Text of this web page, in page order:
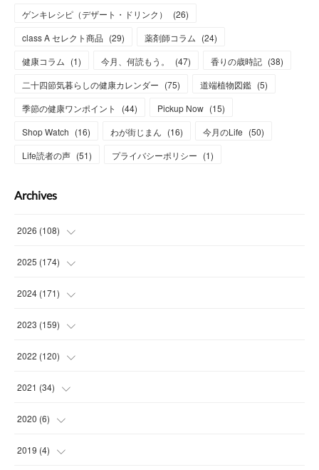
ゲンキレシピ（デザート・ドリンク）
(26)
class A セレクト商品 (29) 薬剤師コラム (24)
健康コラム (1) 今月、何読もう。 (47) 香りの歳時記 (38)
二十四節気暮らしの健康カレンダー (75) 道端植物図鑑 (5)
季節の健康ワンポイント
(44) Pickup Now (15)
Shop Watch (16) わが街じまん (16) 今月のLife (50)
Life読者の声 (51) プライバシーポリシー (1)
Archives
2026 (108)
(6)
(15
(15
(13
2025 (174)
(14
(14
(15
(15
2024 (171)
(13
(13
(15
(
2023 (159)
(14
(14 )
(
(
2022 (120)
(14 )
( 13
(
2021 (34)
( )
( )
2020 (6)
( )
2019 (4)